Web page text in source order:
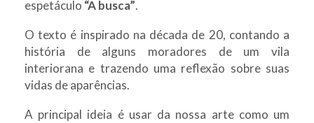
espetáculo “A busca”.
O texto é inspirado na década de 20, contando a
história de alguns moradores de um vila
interiorana e trazendo uma reflexão sobre suas
vidas de aparências.
A principal ideia é usar da nossa arte como um